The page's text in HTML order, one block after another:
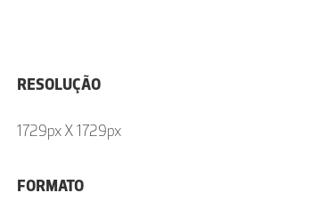
RESOLUÇÃO
1729px X 1729px
FORMATO